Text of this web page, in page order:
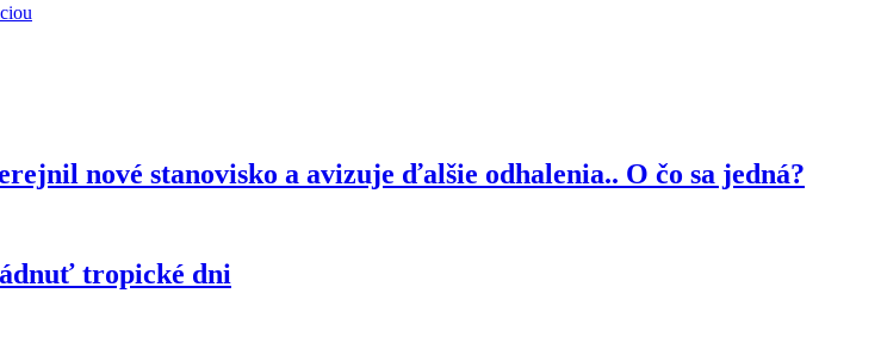
nové stanovisko a avizuje ďalšie odhalenia.. O čo sa jedná?
tropické dni